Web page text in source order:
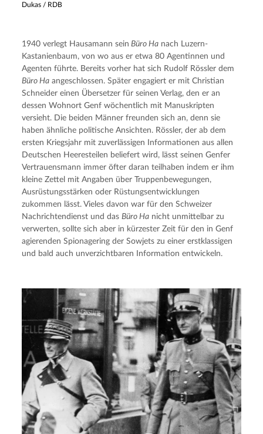
Dukas / RDB
1940 verlegt Hausamann sein Büro Ha nach Luzern-
Kastanienbaum, von wo aus er etwa 80 Agentinnen und
Büro Ha angeschlossen. Später engagiert er mit Christian
Schneider einen Übersetzer für seinen Verlag, den er an
dessen Wohnort Genf wöchentlich mit Manuskripten
versieht. Die beiden Männer freunden sich an, denn sie
haben ähnliche politische Ansichten. Rössler, der ab dem
ersten Kriegsjahr mit zuverlässigen Informationen aus allen
Deutschen Heeresteilen beliefert wird, lässt seinen Genfer
Vertrauensmann immer öfter daran teilhaben indem er ihm
kleine Zettel mit Angaben über Truppenbewegungen,
Ausrüstungsstärken oder Rüstungsentwicklungen
zukommen lässt. Vieles davon war für den Schweizer
Nachrichtendienst und das Büro Ha nicht unmittelbar zu
verwerten, sollte sich aber in kürzester Zeit für den in Genf
agierenden Spionagering der Sowjets zu einer erstklassigen
und bald auch unverzichtbaren Information entwickeln.